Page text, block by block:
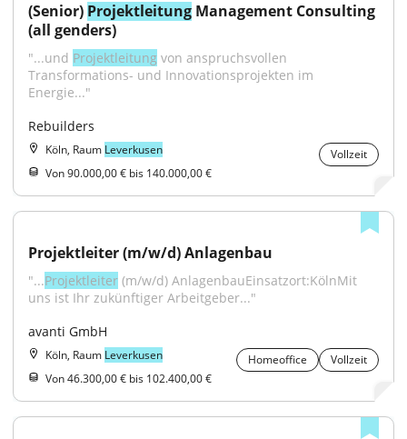
(Senior) Projektleitung Management Consulting
(all genders)
"...und Projektleitung von anspruchsvollen
Transformations- und Innovationsprojekten im
Energie..."
Rebuilders
Köln, Raum Leverkusen
Vollzeit
Von 90.000,00 € bis 140.000,00 €
Projektleiter (m/w/d) Anlagenbau
"...Projektleiter (m/w/d) AnlagenbauEinsatzort:KölnMit
uns ist Ihr zukünftiger Arbeitgeber..."
avanti GmbH
Köln, Raum Leverkusen Homeoffice
Vollzeit
Von 46.300,00 € bis 102.400,00 €